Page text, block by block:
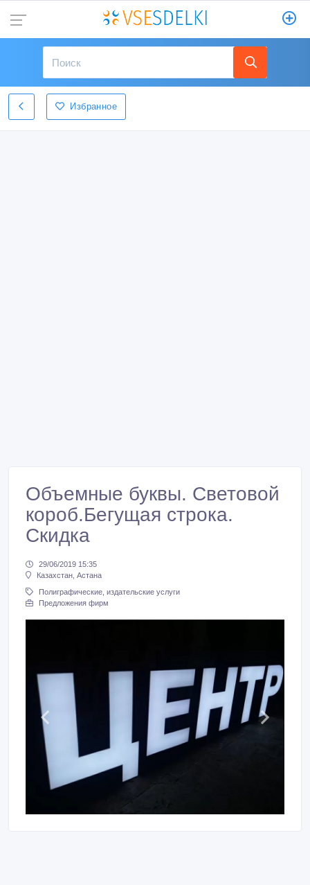
Избранное
Объемные буквы. Световой
короб.Бегущая строка.
Скидка
29/06/2019 15:35
Казахстан, Астана
Полиграфические, издательские услуги
Предложения фирм